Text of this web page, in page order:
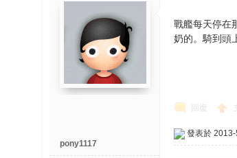
戰艦每天停在
奶的。騎到頭
回復
pony1117
發表於